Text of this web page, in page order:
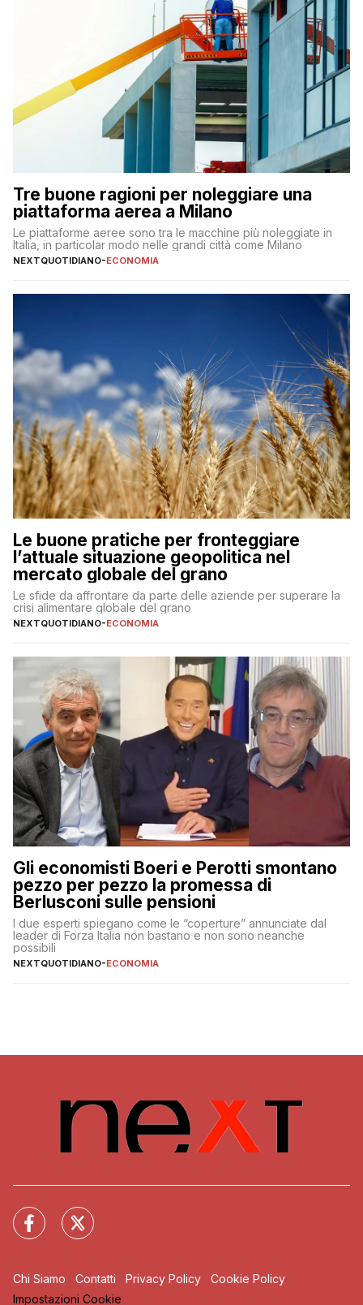
Tre buone ragioni per noleggiare una
piattaforma aerea a Milano
Le piattaforme aeree sono tra le macchine più noleggiate in
Italia, in particolar modo nelle grandi città come Milano
NEXTQUOTIDIANO-ECONOMIA
Le buone pratiche per fronteggiare
l’attuale situazione geopolitica nel
mercato globale del grano
Le sfide da affrontare da parte delle aziende per superare la
crisi alimentare globale del grano
NEXTQUOTIDIANO-ECONOMIA
Gli economisti Boeri e Perotti smontano
pezzo per pezzo la promessa di
Berlusconi sulle pensioni
I due esperti spiegano come le “coperture” annunciate dal
leader di Forza Italia non bastano e non sono neanche
possibili
NEXTQUOTIDIANO-ECONOMIA
Chi Siamo Contatti Privacy Policy
Cookie Policy
Impostazioni Cookie